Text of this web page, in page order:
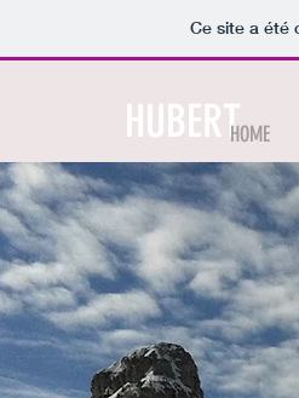
Ce site a été
HUBERTHOME